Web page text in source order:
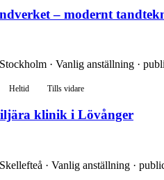
– modernt
· Vanlig anställning ·
Heltid Tills vidare
klinik i Lövånger
· Vanlig anställning ·